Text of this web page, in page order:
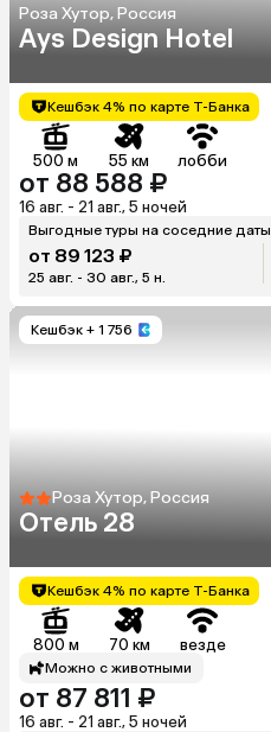
Роза Хутор, Россия
Ays Design Hotel
Кешбэк 4% по карте Т-Банка
500 м 55 км лобби
от 88 588 ₽
16 авг. - 21 авг., 5 ночей
Выгодные туры на соседние даты
от 89 123 ₽
25 авг. - 30 авг., 5 н.
Кешбэк + 1 756
Роза Хутор, Россия
Отель 28
Кешбэк 4% по карте Т-Банка
800 м 70 км везде
Можно с животными
от 87 811 ₽
16 авг. - 21 авг., 5 ночей